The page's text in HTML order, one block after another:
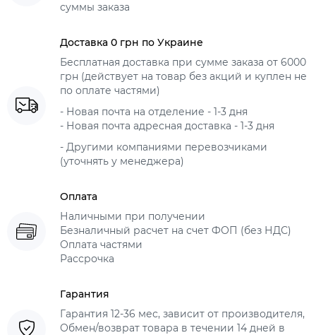
суммы заказа
Доставка 0 грн по Украине
Бесплатная доставка при сумме заказа от 6000
грн (действует на товар без акций и куплен не
по оплате частями)
- Новая почта на отделение - 1-3 дня
- Новая почта адресная доставка - 1-3 дня
- Другими компаниями перевозчиками
(уточнять у менеджера)
Оплата
Наличными при получении
Безналичный расчет на счет ФОП (без НДС)
Оплата частями
Рассрочка
Гарантия
Гарантия 12-36 мес, зависит от производителя,
Обмен/возврат товара в течении 14 дней в